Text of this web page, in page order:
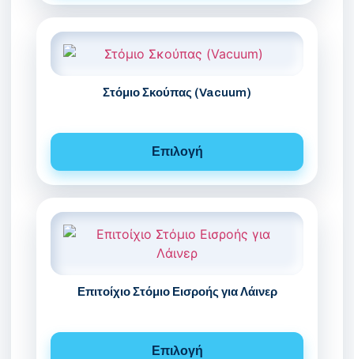
Στόμιο Σκούπας (Vacuum)
Επιλογή
Επιτοίχιο Στόμιο Εισροής για Λάινερ
Επιλογή